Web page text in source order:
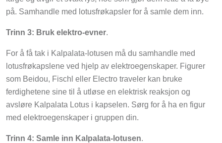
på. Samhandle med lotusfrøkapsler for å samle dem inn.
Trinn 3: Bruk elektro-evner.
For å få tak i Kalpalata-lotusen må du samhandle med
lotusfrøkapslene ved hjelp av elektroegenskaper. Figurer
som Beidou, Fischl eller Electro traveler kan bruke
ferdighetene sine til å utløse en elektrisk reaksjon og
avsløre Kalpalata Lotus i kapselen. Sørg for å ha en figur
med elektroegenskaper i gruppen din.
Trinn 4: Samle inn Kalpalata-lotusen.